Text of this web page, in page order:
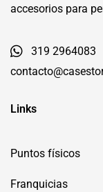
accesorios para
319 2964083
Links
Puntos físicos
Franquicias